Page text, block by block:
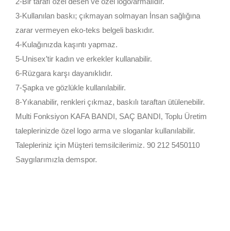
3-Kullanılan baskı; çıkmayan solmayan İnsan sağlığına
zarar vermeyen eko-teks belgeli baskıdır.
4-Kulağınızda kaşıntı yapmaz.
5-Unisex’tir kadın ve erkekler kullanabilir.
6-Rüzgara karşı dayanıklıdır.
7-Şapka ve gözlükle kullanılabilir.
8-Yıkanabilir, renkleri çıkmaz, baskılı taraftan ütülenebilir.
Multi Fonksiyon KAFA BANDI, SAÇ BANDI, Toplu Üretim
taleplerinizde özel logo arma ve sloganlar kullanılabilir.
Talepleriniz için Müşteri temsilcilerimiz. 90 212 5450110
Saygılarımızla demspor.